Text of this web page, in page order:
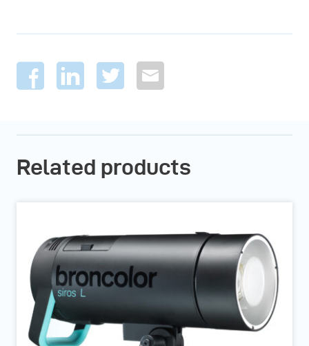
Related products